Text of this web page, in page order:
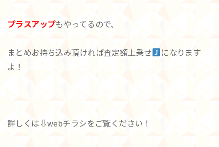
プラスアップもやってるので、
まとめお持ち込み頂ければ査定額上乗せ
になります
よ！
詳しくは⇩webチラシをご覧ください！